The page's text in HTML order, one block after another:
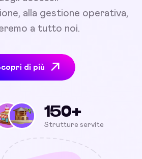
alla gestione operativa,
a tutto noi.
di più
150+
Strutture servite